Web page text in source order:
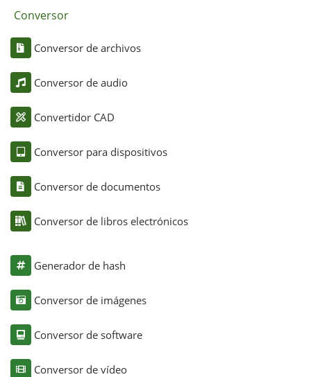
Conversor
Conversor de archivos
Conversor de audio
Convertidor CAD
Conversor para dispositivos
Conversor de documentos
Conversor de libros electrónicos
Generador de hash
Conversor de imágenes
Conversor de software
Conversor de vídeo